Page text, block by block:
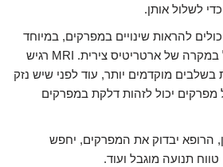
לשלול אותן.
להראות שינויים במפרקים, במיוחד
במפרקי העצה והכסל במקרה של ארטריטיס צירית. MRI רגיש
בשלבים מוקדמים יותר, עוד לפני שיש נזק
מפרקים יכול לזהות דלקת במפרקים
הרופא יבדוק את המפרקים, יחפש
תנועה מוגבל ועוד.